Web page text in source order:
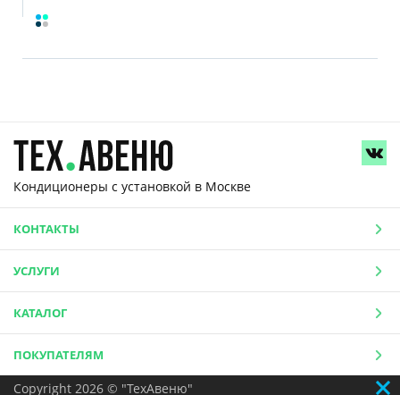
Кондиционеры с установкой в Москве
КОНТАКТЫ
УСЛУГИ
КАТАЛОГ
ПОКУПАТЕЛЯМ
Copyright 2026 © "ТехАвеню"